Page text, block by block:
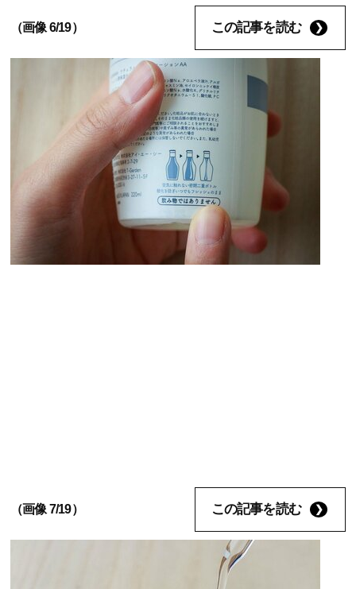
（画像 6/19） この記事を読む
（画像 7/19） この記事を読む